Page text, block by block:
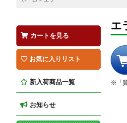
エ
※「
カートを見る
お気に入りリスト
新入荷商品一覧
お知らせ